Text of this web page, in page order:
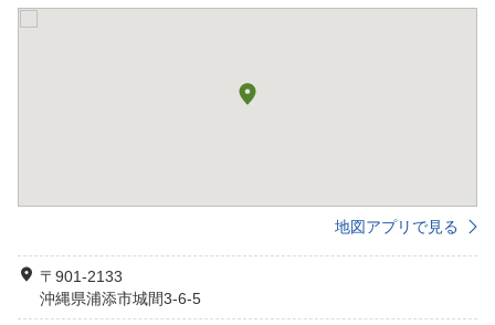
地図アプリで見る
〒901-2133
沖縄県浦添市城間3-6-5